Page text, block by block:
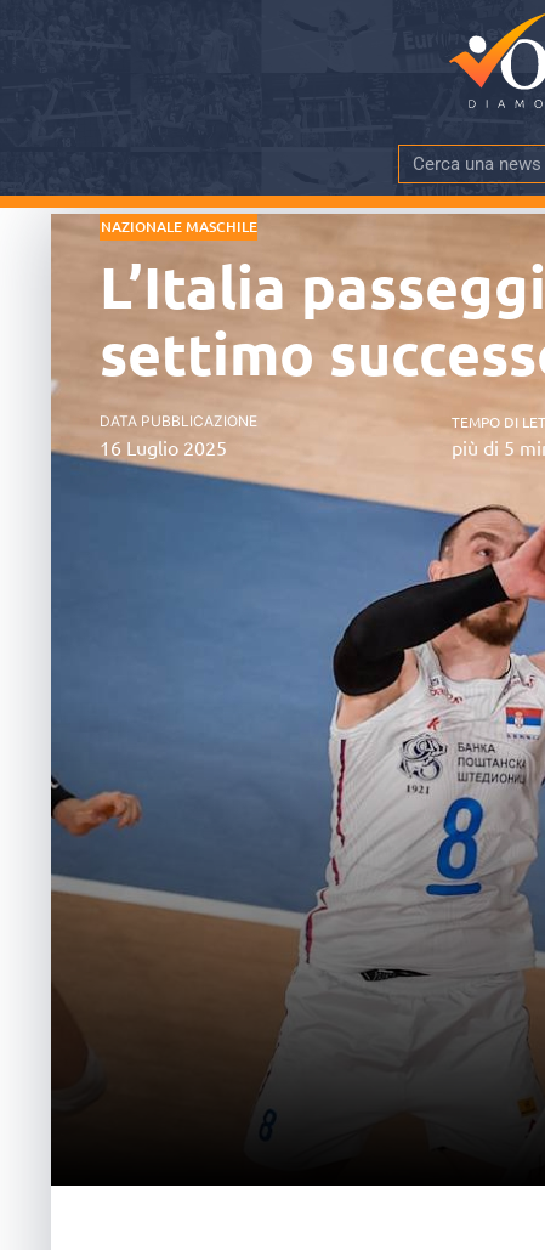
NAZIONALE MASCHILE
L’Italia
settimo
DATA PUBBLICAZIONE
16 Luglio 2025
TEMPO DI
più di 5